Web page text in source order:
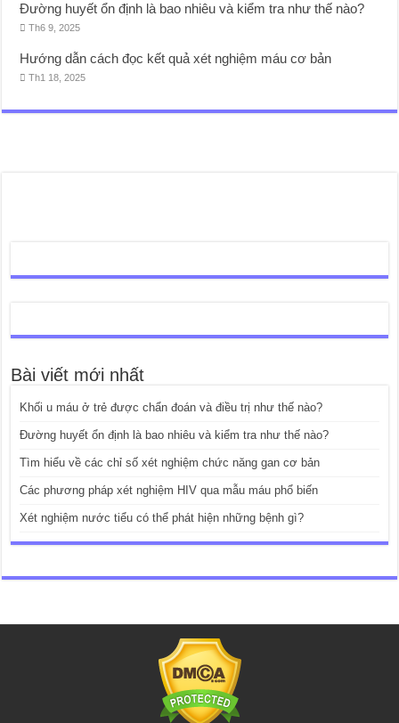
Đường huyết ổn định là bao nhiêu và kiểm tra như thế nào?
Th6 9, 2025
Hướng dẫn cách đọc kết quả xét nghiệm máu cơ bản
Th1 18, 2025
Bài viết mới nhất
Khối u máu ở trẻ được chẩn đoán và điều trị như thế nào?
Đường huyết ổn định là bao nhiêu và kiểm tra như thế nào?
Tìm hiểu về các chỉ số xét nghiệm chức năng gan cơ bản
Các phương pháp xét nghiệm HIV qua mẫu máu phổ biến
Xét nghiệm nước tiểu có thể phát hiện những bệnh gì?